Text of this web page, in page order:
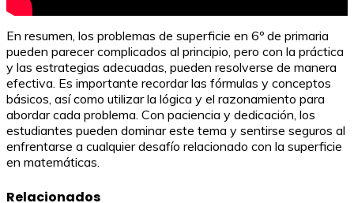
En resumen, los problemas de superficie en 6º de primaria
pueden parecer complicados al principio, pero con la práctica
y las estrategias adecuadas, pueden resolverse de manera
efectiva. Es importante recordar las fórmulas y conceptos
básicos, así como utilizar la lógica y el razonamiento para
abordar cada problema. Con paciencia y dedicación, los
estudiantes pueden dominar este tema y sentirse seguros al
enfrentarse a cualquier desafío relacionado con la superficie
en matemáticas.
Relacionados